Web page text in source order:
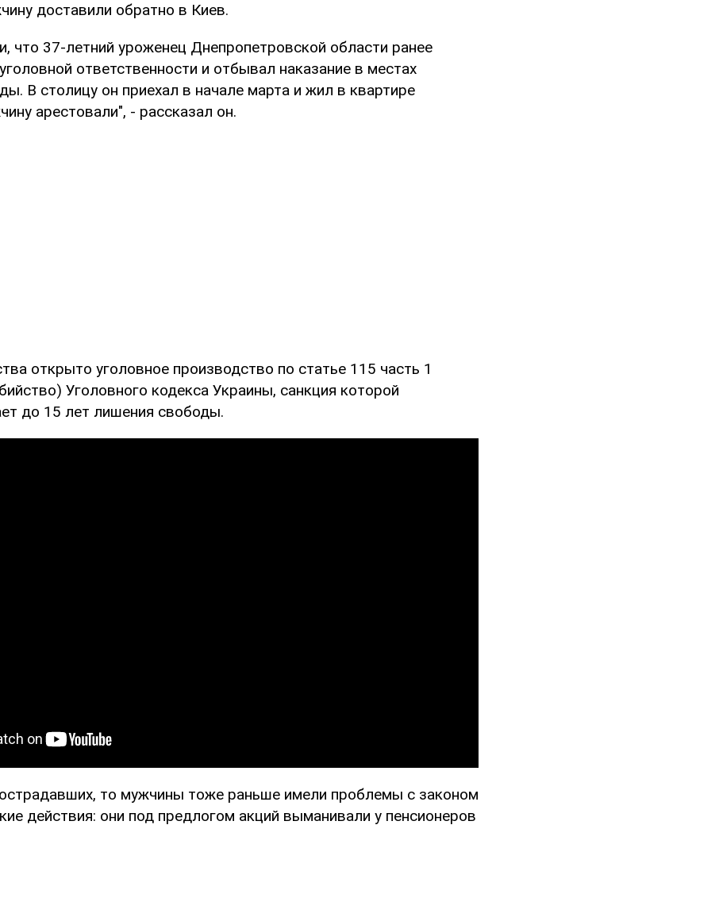
доставили обратно в Киев.
что 37-летний уроженец Днепропетровской области ранее
ответственности и отбывал наказание в местах
В столицу он приехал в начале марта и жил в квартире
арестовали", - рассказал он.
открыто уголовное производство по статье 115 часть 1
Уголовного кодекса Украины, санкция которой
до 15 лет лишения свободы.
то мужчины тоже раньше имели проблемы с законом
действия: они под предлогом акций выманивали у пенсионеров